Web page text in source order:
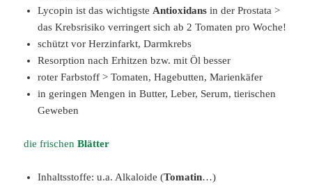
Lycopin ist das wichtigste Antioxidans in der Prostata >
das Krebsrisiko verringert sich ab 2 Tomaten pro Woche!
schützt vor Herzinfarkt, Darmkrebs
Resorption nach Erhitzen bzw. mit Öl besser
roter Farbstoff > Tomaten, Hagebutten, Marienkäfer
in geringen Mengen in Butter, Leber, Serum, tierischen
Geweben
die frischenBlätter
Inhaltsstoffe: u.a. Alkaloide (Tomatin…)